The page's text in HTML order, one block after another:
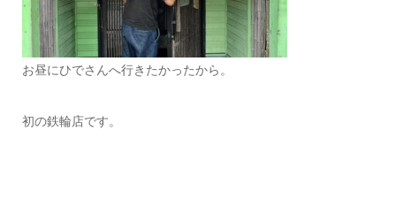
お昼にひでさんへ行きたかったから。
初の鉄輪店です。